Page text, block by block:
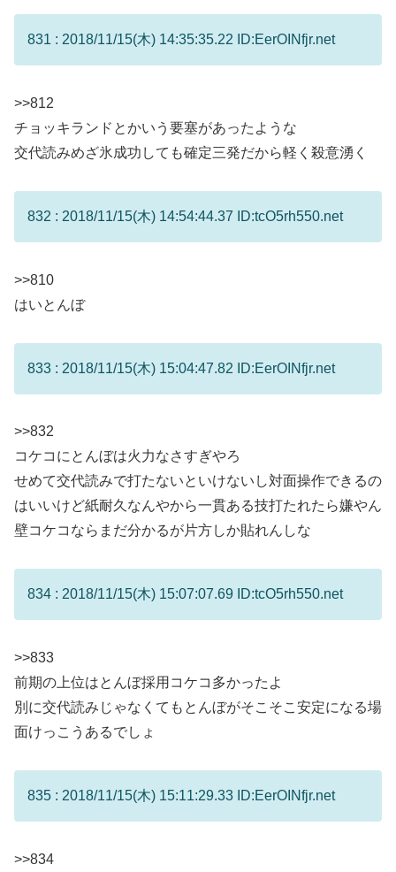
831 : 2018/11/15(木) 14:35:35.22 ID:EerOINfjr.net
>>812
チョッキランドとかいう要塞があったような
交代読みめざ氷成功しても確定三発だから軽く殺意湧く
832 : 2018/11/15(木) 14:54:44.37 ID:tcO5rh550.net
>>810
はいとんぼ
833 : 2018/11/15(木) 15:04:47.82 ID:EerOINfjr.net
>>832
コケコにとんぼは火力なさすぎやろ
せめて交代読みで打たないといけないし対面操作できるの
はいいけど紙耐久なんやから一貫ある技打たれたら嫌やん
壁コケコならまだ分かるが片方しか貼れんしな
834 : 2018/11/15(木) 15:07:07.69 ID:tcO5rh550.net
>>833
前期の上位はとんぼ採用コケコ多かったよ
別に交代読みじゃなくてもとんぼがそこそこ安定になる場
面けっこうあるでしょ
835 : 2018/11/15(木) 15:11:29.33 ID:EerOINfjr.net
>>834